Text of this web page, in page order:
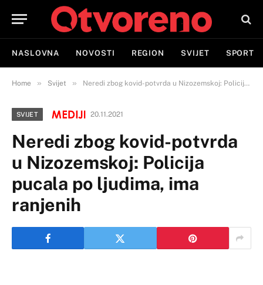
NASLOVNA NOVOSTI REGION SVIJET SPORT
Home » Svijet » Neredi zbog kovid-potvrda u Nizozemskoj: Policija pucala po ljudima, ima ranjenih
SVIJET 20.11.2021
Neredi zbog kovid-potvrda
u Nizozemskoj: Policija
pucala po ljudima, ima
ranjenih